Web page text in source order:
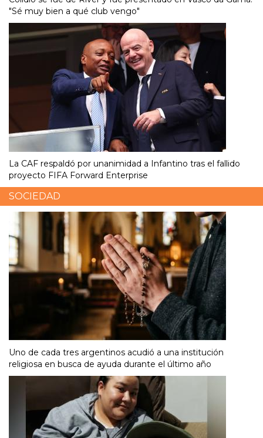
"Sé muy bien a qué club vengo"
La CAF respaldó por unanimidad a Infantino tras el fallido
proyecto FIFA Forward Enterprise
SOCIEDAD
Uno de cada tres argentinos acudió a una institución
religiosa en busca de ayuda durante el último año